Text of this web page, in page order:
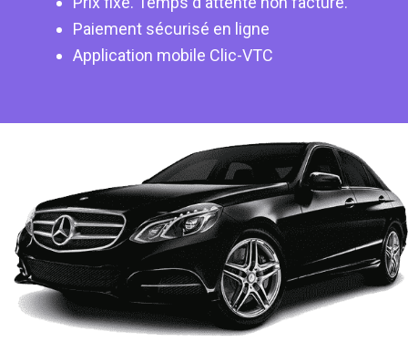
Paiement sécurisé en ligne
Application mobile Clic-VTC